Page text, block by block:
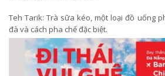
Teh Tarik: Trà sữa kéo, một loại đồ uống
đà và cách pha chế đặc biệt.